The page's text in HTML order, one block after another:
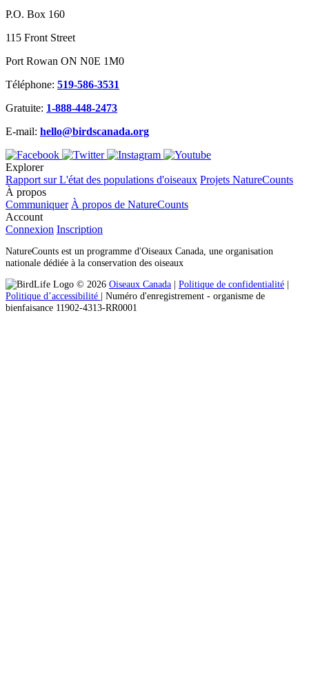
P.O. Box 160
115 Front Street
Port Rowan ON N0E 1M0
Téléphone: 519-586-3531
Gratuite: 1-888-448-2473
E-mail: hello@birdscanada.org
Explorer
Rapport sur L'état des populations d'oiseaux Projets NatureCounts
À propos
Communiquer À propos de NatureCounts
Account
Connexion Inscription
NatureCounts est un programme d'Oiseaux Canada, une organisation
nationale dédiée à la conservation des oiseaux
© 2026 Oiseaux Canada | Politique de confidentialité |
Politique d’accessibilité | Numéro d'enregistrement ‐ organisme de
bienfaisance 11902-4313-RR0001